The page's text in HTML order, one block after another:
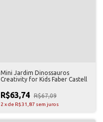
Mini Jardim Dinossauros
Creativity for Kids Faber Castell
R$63,74 R$67,09
2 xde R$31,87 sem juros